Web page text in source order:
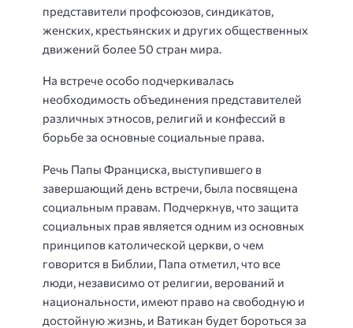
представители профсоюзов, синдикатов,
женских, крестьянских и других общественных
движений более 50 стран мира.
На встрече особо подчеркивалась
необходимость объединения представителей
различных этносов, религий и конфессий в
борьбе за основные социальные права.
Речь Папы Франциска, выступившего в
завершающий день встречи, была посвящена
социальным правам. Подчеркнув, что защита
социальных прав является одним из основных
принципов католической церкви, о чем
говорится в Библии, Папа отметил, что все
люди, независимо от религии, верований и
национальности, имеют право на свободную и
достойную жизнь, и Ватикан будет бороться за